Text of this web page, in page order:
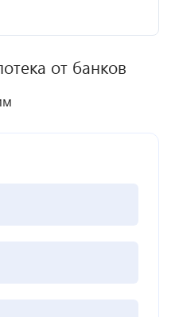
от банков